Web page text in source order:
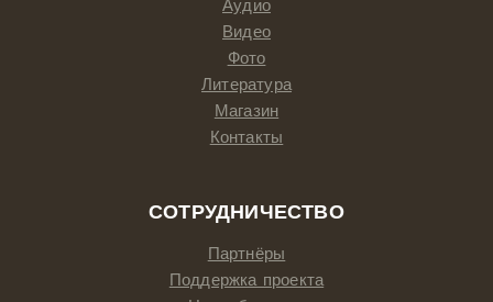
Аудио
Видео
Фото
Литература
Магазин
Контакты
СОТРУДНИЧЕСТВО
Партнёры
Поддержка проекта